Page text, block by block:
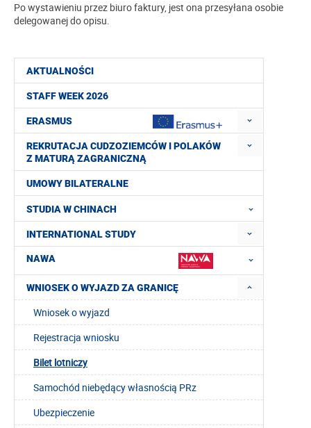
AKTUALNOŚCI
STAFF WEEK 2026
ERASMUS
REKRUTACJA CUDZOZIEMCÓW I POLAKÓW
Z MATURĄ ZAGRANICZNĄ
UMOWY BILATERALNE
STUDIA W CHINACH
INTERNATIONAL STUDY
NAWA
WNIOSEK O WYJAZD ZA GRANICĘ
Wniosek o wyjazd
Rejestracja wniosku
Bilet lotniczy
Samochód niebędący własnością PRz
Ubezpieczenie
Po wystawieniu przez biuro faktury, jest ona przesyłana osobie
delegowanej do opisu.